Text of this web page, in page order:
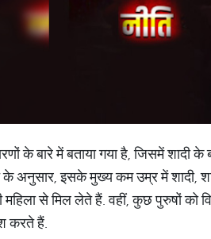
के बारे में बताया गया है, जिसमें शादी
अनुसार, इसके मुख्य कम उम्र में शादी,
महिला से मिल लेते हैं. वहीं, कुछ पुरुषों को
करते हैं.